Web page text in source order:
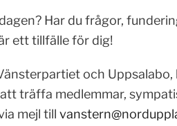
Har du frågor,
ett tillfälle för dig!
och Uppsalabo,
träffa medlemmar,
mejl till